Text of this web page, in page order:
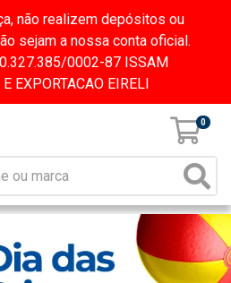
não realizem depósitos ou
sejam a nossa conta oficial.
0002-87 ISSAM
EXPORTACAO EIRELI
0